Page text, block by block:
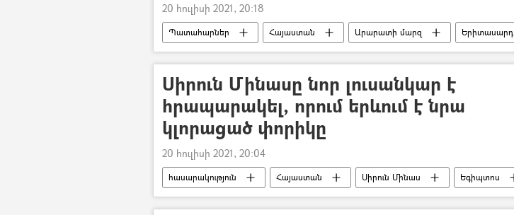
20 հուլիսի 2021, 20:18
Պատահարներ Հայաստան Արարատի մարզ Երիտասարդ
Սիրուն Մինասը նոր լուսանկար է
հրապարակել, որում երևում է նրա
կլորացած փորիկը
20 հուլիսի 2021, 20:04
հասարակություն Հայաստան Սիրուն Մինաս Եգիպտոս